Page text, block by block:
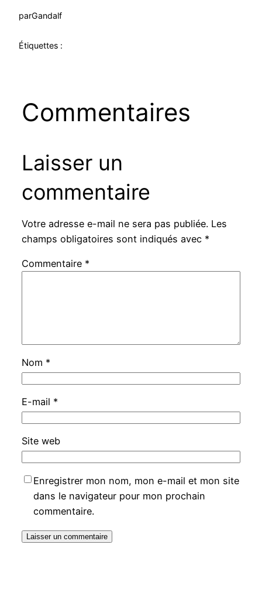
parGandalf
Étiquettes :
Commentaires
Laisser un
commentaire
Votre adresse e-mail ne sera pas publiée. Les
champs obligatoires sont indiqués avec *
Commentaire *
Nom *
E-mail *
Site web
Enregistrer mon nom, mon e-mail et mon site
dans le navigateur pour mon prochain
commentaire.